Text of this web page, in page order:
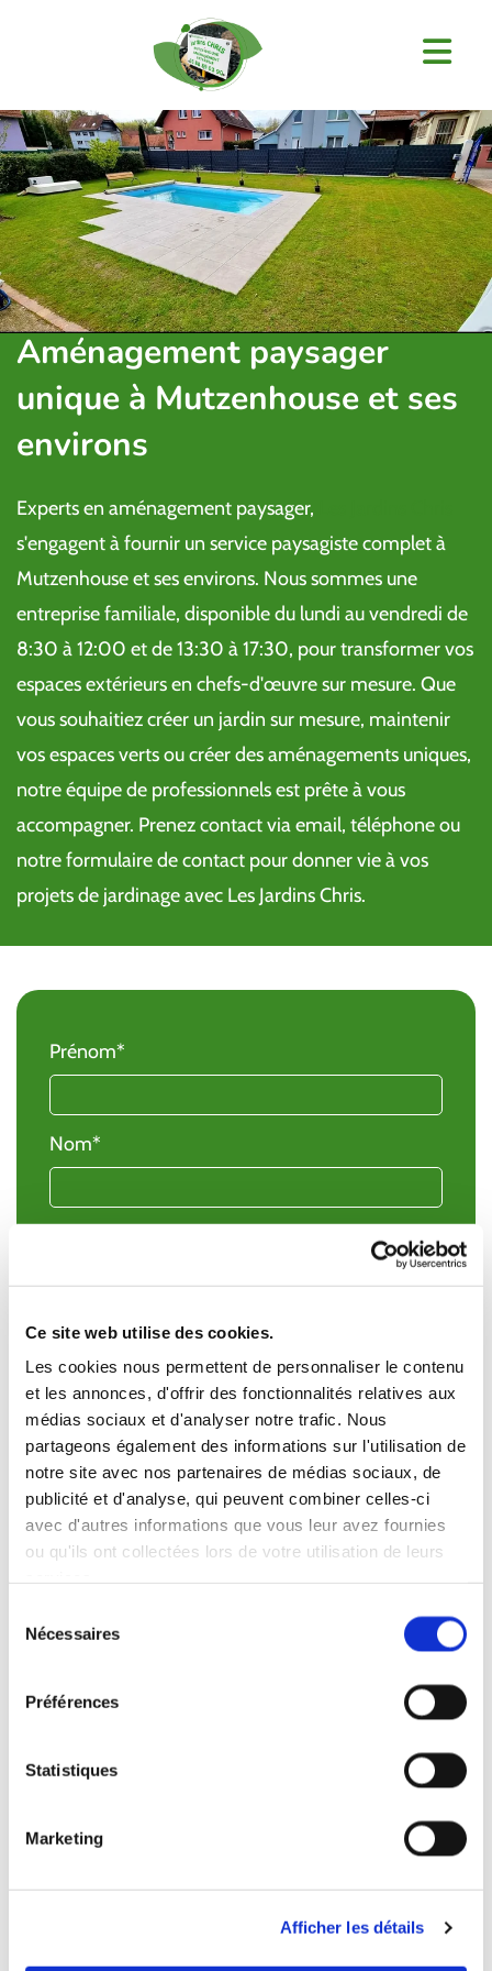
Ce site web utilise des cookies.
Les cookies nous permettent de personnaliser le contenu
et les annonces, d'offrir des fonctionnalités relatives aux
médias sociaux et d'analyser notre trafic. Nous
partageons également des informations sur l'utilisation de
notre site avec nos partenaires de médias sociaux, de
publicité et d'analyse, qui peuvent combiner celles-ci
avec d'autres informations que vous leur avez fournies
ou qu'ils ont collectées lors de votre utilisation de leurs
Nécessaires
Préférences
Statistiques
Marketing
Afficher les détails
Aménagement paysager
unique à Mutzenhouse et ses
environs
Experts en aménagement paysager,
s'engagent à fournir un service paysagiste complet à
Mutzenhouse et ses environs. Nous sommes une
entreprise familiale, disponible du lundi au vendredi de
8:30 à 12:00 et de 13:30 à 17:30, pour transformer vos
espaces extérieurs en chefs-d'œuvre sur mesure. Que
vous souhaitiez créer un jardin sur mesure, maintenir
vos espaces verts ou créer des aménagements uniques,
notre équipe de professionnels est prête à vous
accompagner. Prenez contact via email, téléphone ou
notre formulaire de contact pour donner vie à vos
projets de jardinage avec Les Jardins Chris.
Prénom*
Nom*
Téléphone
Message
En soumettant ce formulaire, j'accepte
que les informations saisies soient exploitées